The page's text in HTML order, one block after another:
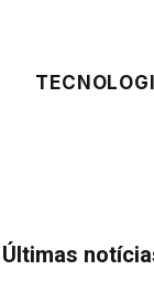
Últimas